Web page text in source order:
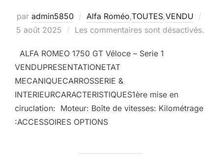
par admin5850 Alfa Roméo,TOUTES,VENDU
le
5 août 2025 Les commentaires sont désactivés.
ALFA ROMEO 1750 GT Véloce – Serie 1
VENDUPRESENTATIONETAT
MECANIQUECARROSSERIE &
INTERIEURCARACTERISTIQUES1ère mise en
ciruclation: Moteur: Boîte de vitesses: Kilométrage
:ACCESSOIRES OPTIONS